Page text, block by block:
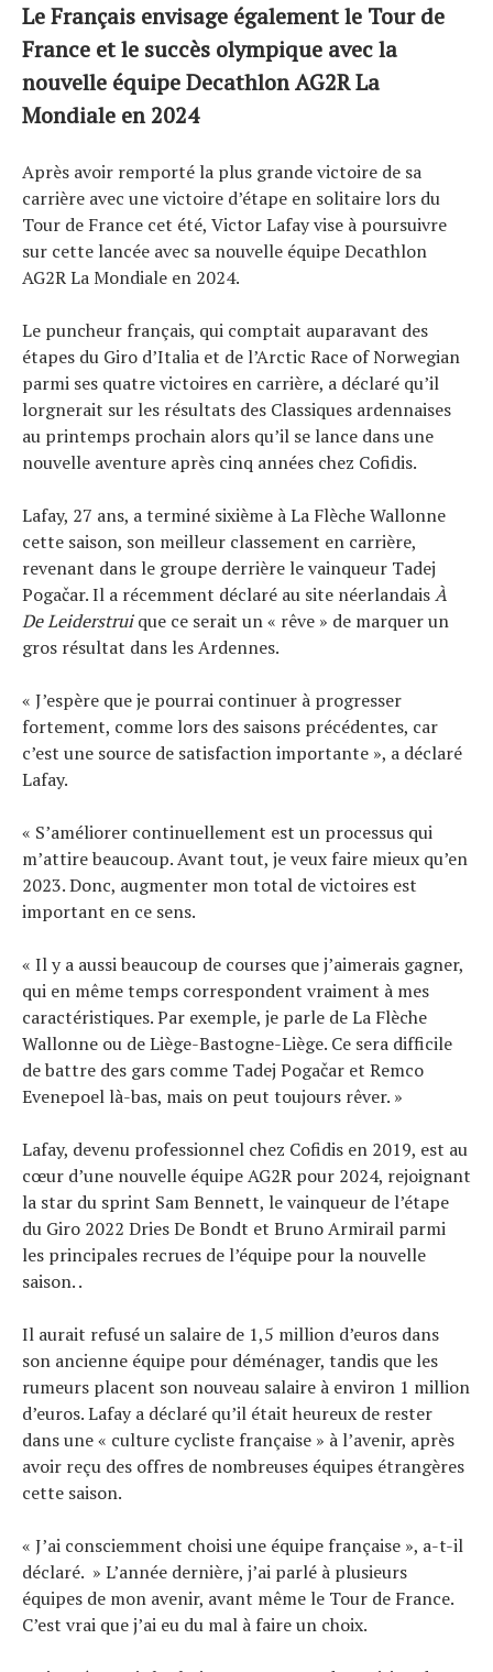
Le Français envisage également le Tour de
France et le succès olympique avec la
nouvelle équipe Decathlon AG2R La
Mondiale en 2024
Après avoir remporté la plus grande victoire de sa
carrière avec une victoire d’étape en solitaire lors du
Tour de France cet été, Victor Lafay vise à poursuivre
sur cette lancée avec sa nouvelle équipe Decathlon
AG2R La Mondiale en 2024.
Le puncheur français, qui comptait auparavant des
étapes du Giro d’Italia et de l’Arctic Race of Norwegian
parmi ses quatre victoires en carrière, a déclaré qu’il
lorgnerait sur les résultats des Classiques ardennaises
au printemps prochain alors qu’il se lance dans une
nouvelle aventure après cinq années chez Cofidis.
Lafay, 27 ans, a terminé sixième à La Flèche Wallonne
cette saison, son meilleur classement en carrière,
revenant dans le groupe derrière le vainqueur Tadej
Pogačar. Il a récemment déclaré au site néerlandaisÀ
De Leiderstruique ce serait un « rêve » de marquer un
gros résultat dans les Ardennes.
« J’espère que je pourrai continuer à progresser
fortement, comme lors des saisons précédentes, car
c’est une source de satisfaction importante », a déclaré
Lafay.
« S’améliorer continuellement est un processus qui
m’attire beaucoup. Avant tout, je veux faire mieux qu’en
2023. Donc, augmenter mon total de victoires est
important en ce sens.
« Il y a aussi beaucoup de courses que j’aimerais gagner,
qui en même temps correspondent vraiment à mes
caractéristiques. Par exemple, je parle de La Flèche
Wallonne ou de Liège-Bastogne-Liège. Ce sera difficile
de battre des gars comme Tadej Pogačar et Remco
Evenepoel là-bas, mais on peut toujours rêver. »
Lafay, devenu professionnel chez Cofidis en 2019, est au
cœur d’une nouvelle équipe AG2R pour 2024, rejoignant
la star du sprint Sam Bennett, le vainqueur de l’étape
du Giro 2022 Dries De Bondt et Bruno Armirail parmi
les principales recrues de l’équipe pour la nouvelle
saison. .
Il aurait refusé un salaire de 1,5 million d’euros dans
son ancienne équipe pour déménager, tandis que les
rumeurs placent son nouveau salaire à environ 1 million
d’euros. Lafay a déclaré qu’il était heureux de rester
dans une « culture cycliste française » à l’avenir, après
avoir reçu des offres de nombreuses équipes étrangères
cette saison.
« J’ai consciemment choisi une équipe française », a-t-il
déclaré. » L’année dernière, j’ai parlé à plusieurs
équipes de mon avenir, avant même le Tour de France.
C’est vrai que j’ai eu du mal à faire un choix.
Actualités
Technologies
Tests de produits
Tendances
Tous nos articles
À propos